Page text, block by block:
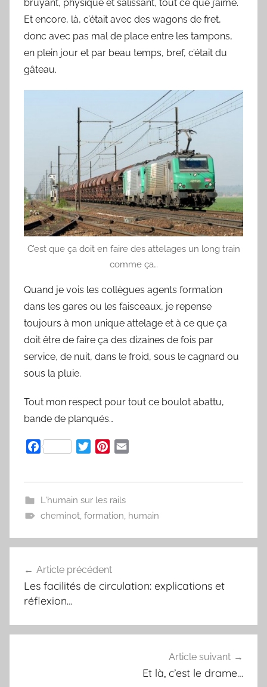
bruyant, physique et salissant, tout ce que j’aime.
Et encore, là, c’était avec des wagons de fret,
donc avec pas mal de place entre les tampons,
en plein jour et par beau temps, bref, c’était du
gâteau.
C’est que ça doit en faire des attelages un long train
comme ça…
Quand je vois les collègues agents formation
dans les gares ou les faisceaux, je repense
toujours à mon unique attelage et à ce que ça
doit être de faire ça des dizaines de fois par
service, de nuit, dans le froid, sous le cagnard ou
sous la pluie.
Tout mon respect pour tout ce boulot abattu,
bande de planqués…
F
b
o
k
t
e
e
r
s
L'humain sur les rails
cheminot, formation, humain
Navigation
de
Article précédent
Les facilités de circulation: explications et
réflexion…
Article suivant
Et là, c’est le drame…